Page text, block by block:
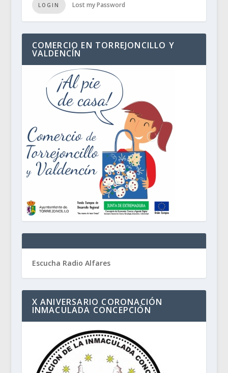
LOGIN Lost my Password
COMERCIO EN TORREJONCILLO Y
VALDENCÍN
Escucha Radio Alfares
X ANIVERSARIO CORONACIÓN
INMACULADA CONCEPCIÓN